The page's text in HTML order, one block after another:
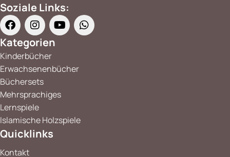
Soziale Links:
Kategorien
Kinderbücher
Erwachsenenbücher
Büchersets
Mehrsprachiges
Lernspiele
Islamische Holzspiele
Quicklinks
Kontakt